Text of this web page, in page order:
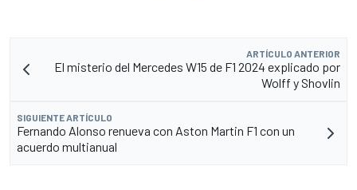
ARTÍCULO ANTERIOR
El misterio del Mercedes W15 de F1 2024 explicado por
Wolff y Shovlin
SIGUIENTE ARTÍCULO
Fernando Alonso renueva con Aston Martin F1 con un
acuerdo multianual